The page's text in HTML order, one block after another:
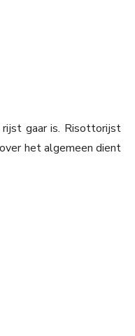
gaar is. Risottorijst
het algemeen dient